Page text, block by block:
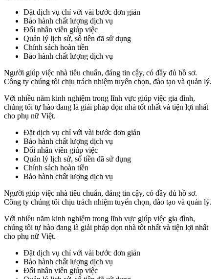
Đặt dịch vụ chỉ với vài bước đơn giản
Bảo hành chất lượng dịch vụ
Đổi nhân viên giúp việc
Quản lý lịch sử, số tiền đã sử dụng
Chính sách hoàn tiền
Bảo hành chất lượng dịch vụ
Người giúp việc nhà tiêu chuẩn, đáng tin cậy, có đầy đủ hồ sơ.
Công ty chúng tôi chịu trách nhiệm tuyển chọn, đào tạo và quản lý.
Với nhiều năm kinh nghiệm trong lĩnh vực giúp việc gia đình,
chúng tôi tự hào đang là giải pháp dọn nhà tốt nhất và tiện lợi nhất
cho phụ nữ Việt.
Đặt dịch vụ chỉ với vài bước đơn giản
Bảo hành chất lượng dịch vụ
Đổi nhân viên giúp việc
Quản lý lịch sử, số tiền đã sử dụng
Chính sách hoàn tiền
Bảo hành chất lượng dịch vụ
Người giúp việc nhà tiêu chuẩn, đáng tin cậy, có đầy đủ hồ sơ.
Công ty chúng tôi chịu trách nhiệm tuyển chọn, đào tạo và quản lý.
Với nhiều năm kinh nghiệm trong lĩnh vực giúp việc gia đình,
chúng tôi tự hào đang là giải pháp dọn nhà tốt nhất và tiện lợi nhất
cho phụ nữ Việt.
Đặt dịch vụ chỉ với vài bước đơn giản
Bảo hành chất lượng dịch vụ
Đổi nhân viên giúp việc